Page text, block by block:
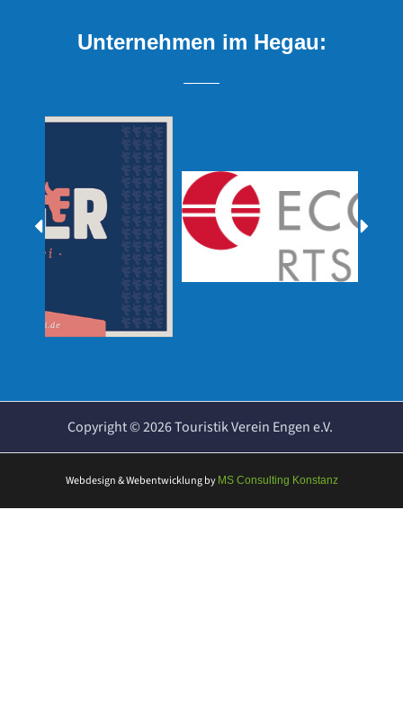
Unternehmen im Hegau:
Copyright ©2026Touristik Verein Engen e.V.
Webdesign & Webentwicklungby MS Consulting Konstanz